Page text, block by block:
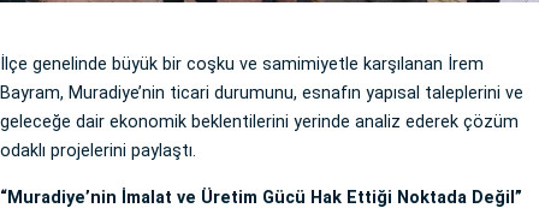
İlçe genelinde büyük bir coşku ve samimiyetle karşılanan İrem
Bayram, Muradiye’nin ticari durumunu, esnafın yapısal taleplerini ve
geleceğe dair ekonomik beklentilerini yerinde analiz ederek çözüm
odaklı projelerini paylaştı.
“Muradiye’nin İmalat ve Üretim Gücü Hak Ettiği Noktada Değil”